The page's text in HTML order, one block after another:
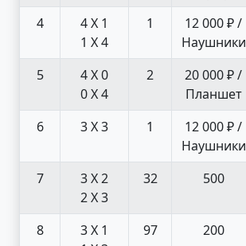
4
4 X 1
1 X 4
1
12 000 ₽ /
Наушники
5
4 X 0
0 X 4
2
20 000 ₽ /
Планшет
6
3 X 3 1
12 000 ₽ /
Наушники
7
3 X 2
2 X 3
32 500
8
3 X 1
97 200